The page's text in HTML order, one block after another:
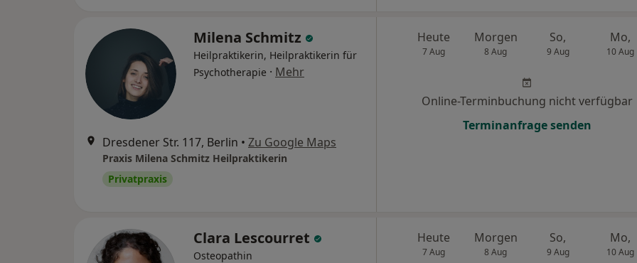
Milena Schmitz
Heilpraktikerin, Heilpraktikerin für
Psychotherapie · Mehr
Dresdener Str. 117, Berlin • Zu Google Maps
Praxis Milena Schmitz Heilpraktikerin
Privatpraxis
Heute
7 Aug
Morgen
8 Aug
So,
9 Aug
Mo,
10 Aug
Online-Terminbuchung nicht verfügbar
Terminanfrage senden
Clara Lescourret
Osteopathin
Heute
7 Aug
Morgen
8 Aug
So,
9 Aug
Mo,
10 Aug